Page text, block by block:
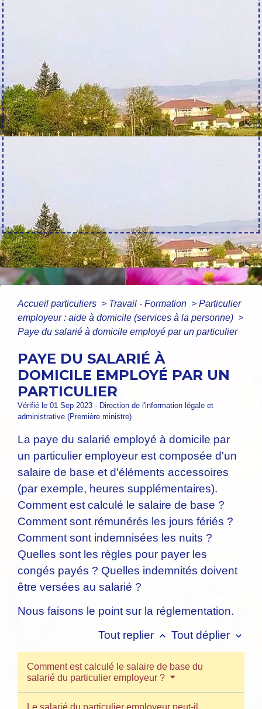
Accueil particuliers > Travail - Formation > Particulier
employeur : aide à domicile (services à la personne) >
Paye du salarié à domicile employé par un particulier
PAYE DU SALARIÉ À
DOMICILE EMPLOYÉ PAR UN
PARTICULIER
Vérifié le 01 Sep 2023 - Direction de l'information légale et
administrative (Première ministre)
La paye du salarié employé à domicile par
un particulier employeur est composée d'un
salaire de base et d'éléments accessoires
(par exemple, heures supplémentaires).
Comment est calculé le salaire de base ?
Comment sont rémunérés les jours fériés ?
Comment sont indemnisées les nuits ?
Quelles sont les règles pour payer les
congés payés ? Quelles indemnités doivent
être versées au salarié ?
Nous faisons le point sur la réglementation.
Tout replier keyboard_arrow_up Tout déplier keyboard_arrow_down
Comment est calculé le salaire de base du
salarié du particulier employeur ?
Le salarié du particulier employeur peut-il